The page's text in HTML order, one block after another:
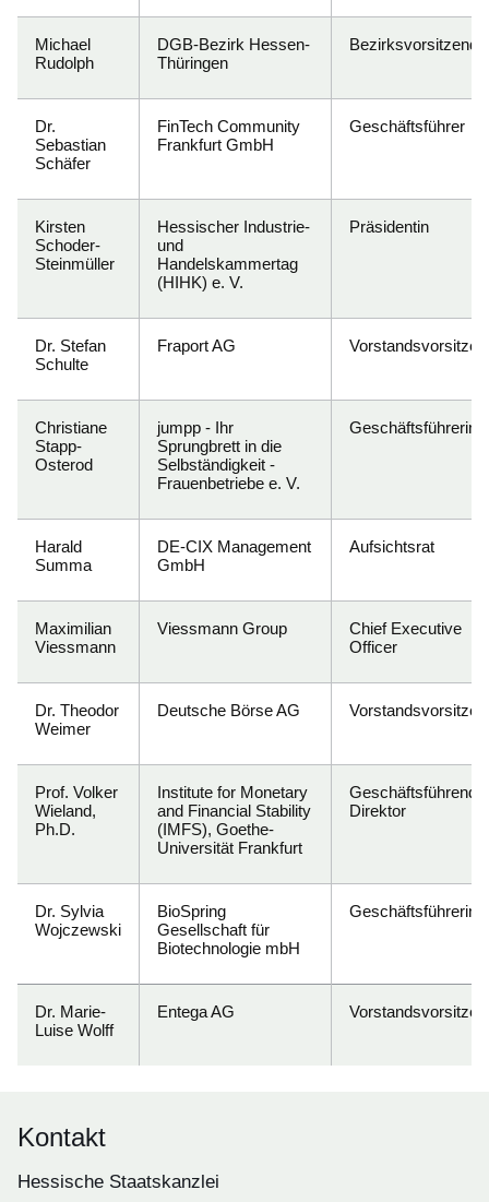
Michael
Rudolph
DGB-Bezirk Hessen-
Thüringen
Dr.
Sebastian
Schäfer
FinTech Community
Frankfurt GmbH
Geschäftsführer
Kirsten
Schoder-
Steinmüller
Hessischer Industrie-
und
Handelskammertag
(HIHK) e. V.
Präsidentin
Dr. Stefan
Schulte
Fraport AG
Christiane
Stapp-
Osterod
jumpp - Ihr
Sprungbrett in die
Selbständigkeit -
Frauenbetriebe e. V.
Geschäftsführerin
Harald
Summa
DE-CIX Management
GmbH
Aufsichtsrat
Maximilian
Viessmann
Viessmann Group
Chief Executive
Officer
Dr. Theodor
Weimer
Deutsche Börse AG
Prof. Volker
Wieland,
Ph.D.
Institute for Monetary
and Financial Stability
(IMFS), Goethe-
Universität Frankfurt
Direktor
Dr. Sylvia
Wojczewski
BioSpring
Gesellschaft für
Biotechnologie mbH
Geschäftsführerin
Dr. Marie-
Luise Wolff
Entega AG
Kontakt
Hessische Staatskanzlei